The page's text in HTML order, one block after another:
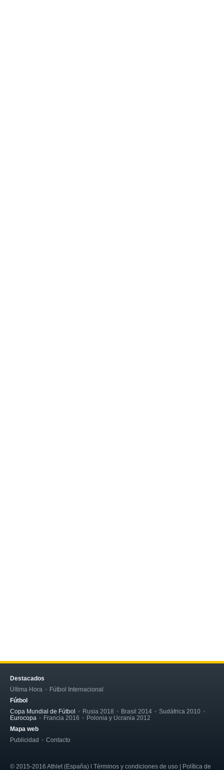
Destacados
Última Hora
Fútbol Internacional
Fútbol
Copa Mundial de Fútbol
Rusia 2018 Brasil 2014
Sudáfrica 2010
Eurocopa
Francia 2016
Polonia y Ucrania 2012
Mapa web
Publicidad
Contacto
© 2015-2016 Athlet (España) l Términos y condiciones de uso | Política de